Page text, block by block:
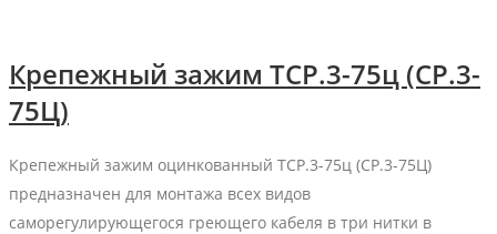
Крепежный зажим ТСР.3-75ц (СР.3-
75Ц)
Крепежный зажим оцинкованный ТСР.3-75ц (СР.3-75Ц)
предназначен для монтажа всех видов
саморегулирующегося греющего кабеля в три нитки в